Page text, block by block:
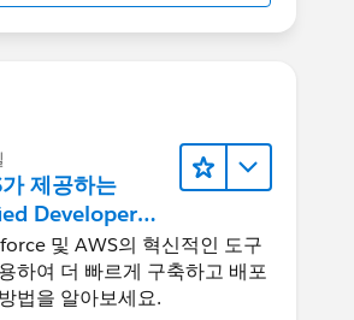
제공하는
Developer
둘러보기
및 AWS의 혁신적인 도구
하여 더 빠르게 구축하고 배포
법을 알아보세요.